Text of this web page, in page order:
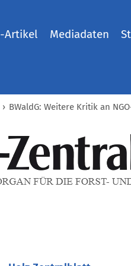
Artikel Mediadaten
› BWaldG: Weitere Kritik an